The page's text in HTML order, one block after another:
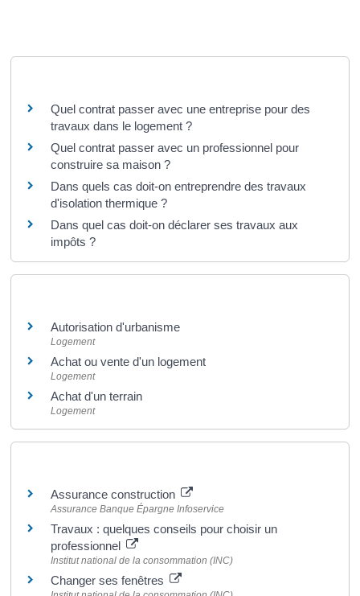
Quel contrat passer avec une entreprise pour des
travaux dans le logement ?
Quel contrat passer avec un professionnel pour
construire sa maison ?
Dans quels cas doit-on entreprendre des travaux
d'isolation thermique ?
Dans quel cas doit-on déclarer ses travaux aux
impôts ?
Autorisation d'urbanisme
Logement
Achat ou vente d'un logement
Logement
Achat d'un terrain
Logement
Assurance construction
Assurance Banque Épargne Infoservice
Travaux : quelques conseils pour choisir un
professionnel
Institut national de la consommation (INC)
Changer ses fenêtres